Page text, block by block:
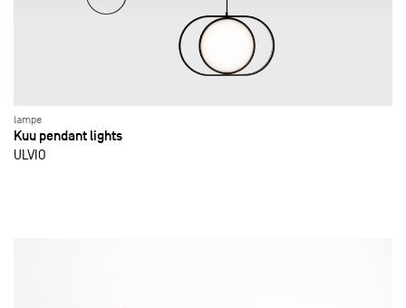
lampe
Kuu pendant lights
ULVIO